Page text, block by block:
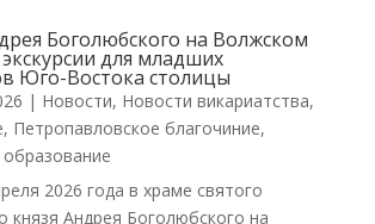
Боголюбского на Волжском
экскурсии для младших
Юго-Востока столицы
| Новости, Новости викариатства,
, Петропавловское благочиние,
2026 года в храме святого
князя Андрея Боголюбского на